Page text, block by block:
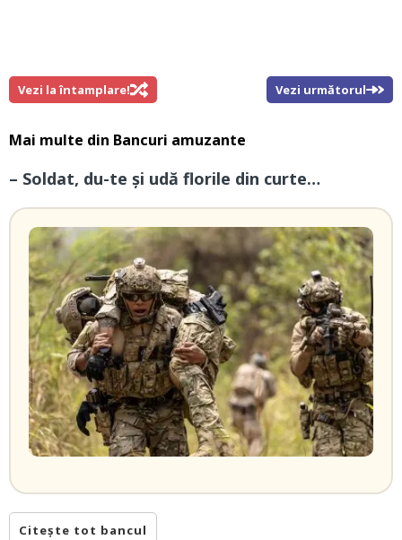
Vezi la întamplare! Vezi următorul
Mai multe din Bancuri amuzante
– Soldat, du-te și udă florile din curte…
Citește tot bancul